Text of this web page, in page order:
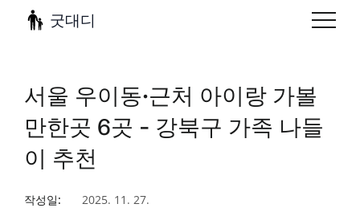
굿대디
서울 우이동·근처 아이랑 가볼
만한곳 6곳 - 강북구 가족 나들
이 추천
작성일:
2025. 11. 27.